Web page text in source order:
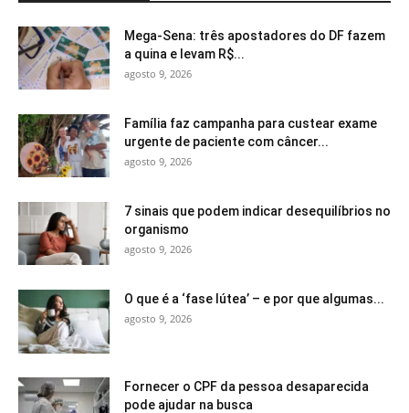
Mega-Sena: três apostadores do DF fazem
a quina e levam R$...
agosto 9, 2026
Família faz campanha para custear exame
urgente de paciente com câncer...
agosto 9, 2026
7 sinais que podem indicar desequilíbrios no
organismo
agosto 9, 2026
O que é a ‘fase lútea’ – e por que algumas...
agosto 9, 2026
Fornecer o CPF da pessoa desaparecida
pode ajudar na busca